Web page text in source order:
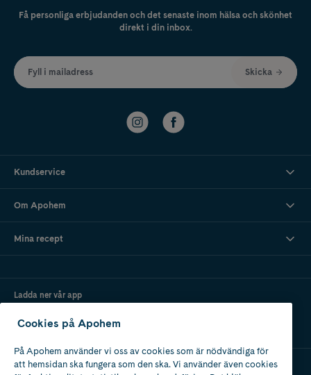
Få personliga erbjudanden och det senaste inom hälsa och skönhet
direkt i din inbox.
Fyll i mailadress Skicka
Kundservice
Om Apohem
Mina recept
Ladda ner vår app
Cookies på Apohem
På Apohem använder vi oss av cookies som är nödvändiga för
att hemsidan ska fungera som den ska. Vi använder även cookies